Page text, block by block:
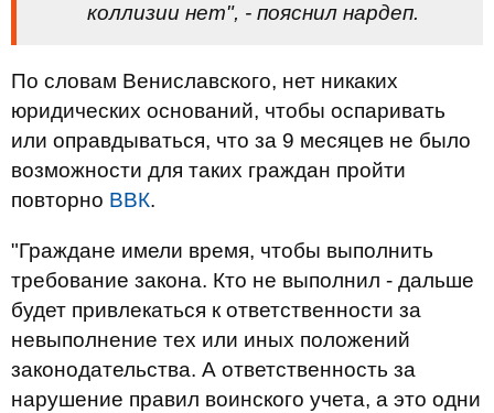
коллизии нет", - пояснил нардеп.
По словам Вениславского, нет никаких
юридических оснований, чтобы оспаривать
или оправдываться, что за 9 месяцев не было
возможности для таких граждан пройти
повторно ВВК.
"Граждане имели время, чтобы выполнить
требование закона. Кто не выполнил - дальше
будет привлекаться к ответственности за
невыполнение тех или иных положений
законодательства. А ответственность за
нарушение правил воинского учета, а это одни